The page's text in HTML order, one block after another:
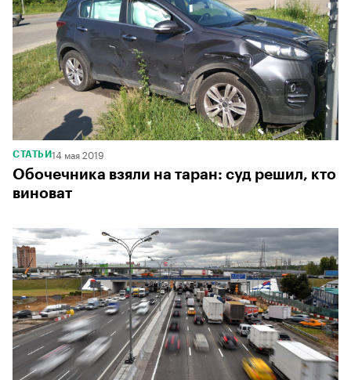
СТАТЬИ14 мая 2019
Обочечника взяли на таран: суд решил, кто
виноват